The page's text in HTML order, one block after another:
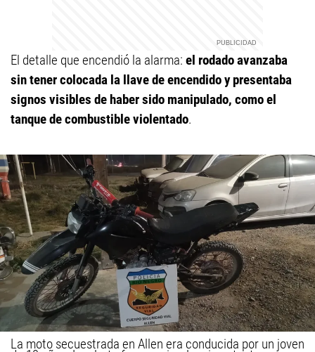
El detalle que encendió la alarma: el rodado avanzaba
sin tener colocada la llave de encendido y presentaba
signos visibles de haber sido manipulado, como el
tanque de combustible violentado.
La moto secuestrada en Allen era conducida por un joven